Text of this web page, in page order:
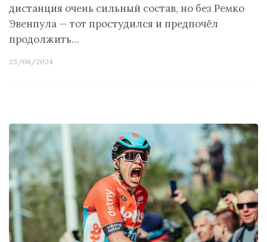
дистанция очень сильный состав, но без Ремко
Эвенпула — тот простудился и предпочёл
продолжить…
23/06/2024